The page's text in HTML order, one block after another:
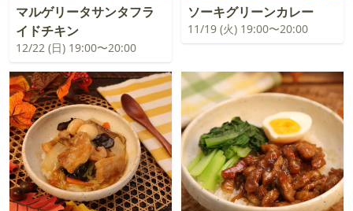
マルゲリータサンタフラ
イドチキン
12/22 (日) 19:00〜20:00
ソーキグリーンカレー
11/19 (火) 19:00〜20:00